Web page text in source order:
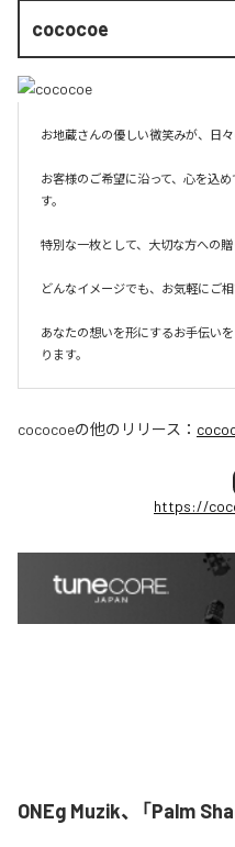
cococoe
お地蔵さんの優しい微笑みが、日
お客様のご希望に沿って、心を込
す。
特別な一枚として、大切な方への贈
どんなイメージでも、お気軽にご相
あなたの想いを形にするお手伝い
ります。
cococoeの他のリリース：
https://
ONEg Muzik、「Palm